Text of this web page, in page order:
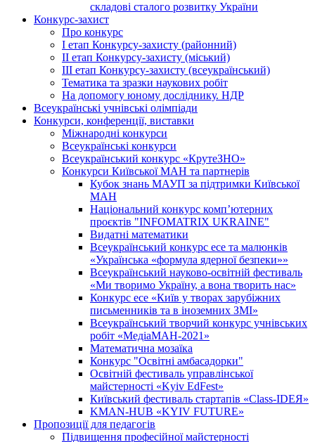
складові сталого розвитку України
Конкурс-захист
Про конкурс
І етап Конкурсу-захисту (районний)
ІІ етап Конкурсу-захисту (міський)
ІІІ етап Конкурсу-захисту (всеукраїнський)
Тематика та зразки наукових робіт
На допомогу юному досліднику. НДР
Всеукраїнські учнівські олімпіади
Конкурси, конференції, виставки
Міжнародні конкурси
Всеукраїнські конкурси
Всеукраїнський конкурс «КрутеЗНО»
Конкурси Київської МАН та партнерів
Кубок знань МАУП за підтримки Київської
МАН
Національний конкурс комп’ютерних
проєктів "INFOMATRIX UKRAINE"
Видатні математики
Всеукраїнський конкурс есе та малюнків
«Українська «формула ядерної безпеки»»
Всеукраїнський науково-освітній фестиваль
«Ми творимо Україну, а вона творить нас»
Конкурс есе «Київ у творах зарубіжних
письменників та в іноземних ЗМІ»
Всеукраїнський творчий конкурс учнівських
робіт «МедіаМАН-2021»
Математична мозаїка
Конкурс "Освітні амбасадорки"
Освітній фестиваль управлінської
майстерності «Kyiv EdFest»
Київський фестиваль стартапів «Class-IDEЯ»
KMAN-HUB «KYIV FUTURE»
Пропозиції для педагогів
Підвищення професійної майстерності